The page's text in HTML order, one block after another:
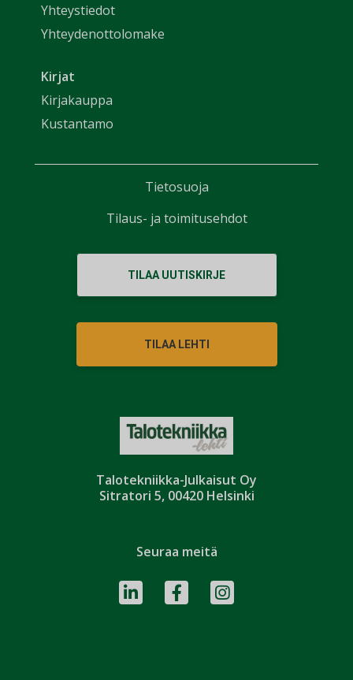
Talotekniikka-Julkaisut Oy
Sitratori 5, 00420 Helsinki
Yhteystiedot
Yhteydenottolomake
Kirjat
Kirjakauppa
Kustantamo
TILAA UUTISKIRJE
TILAA LEHTI
Seuraa meitä
Tietosuoja
Tilaus- ja toimitusehdot